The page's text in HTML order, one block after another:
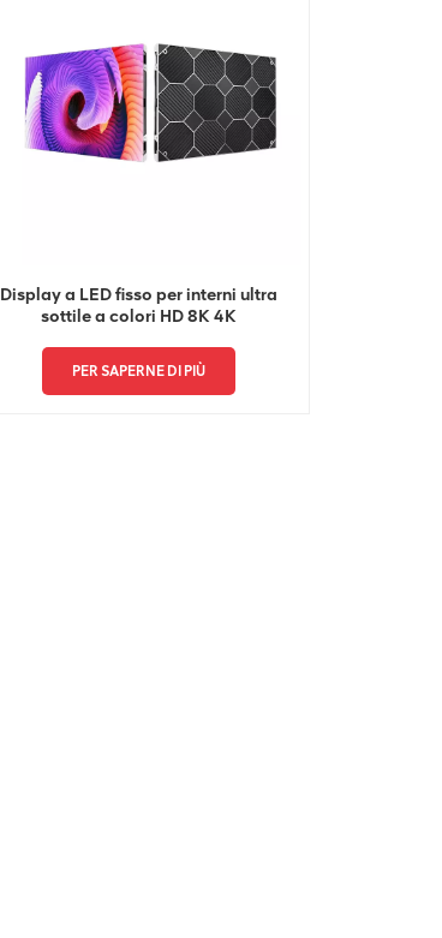
Display a LED fisso per interni ultra
sottile a colori HD 8K 4K
PER SAPERNE DI PIÙ